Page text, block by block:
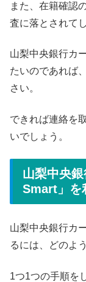
また、在籍確認
査に落とされて
山梨中央銀行カ
たいのであれば
さい。
できれば連絡を
いでしょう。
山梨中央
Smart」を
山梨中央銀行カ
るには、どのよ
1つ1つの手順を